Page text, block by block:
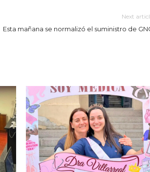
Next
Esta mañana se normalizó el suministro de